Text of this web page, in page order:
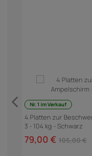
Nr. 1 im Verkauf
4 Platten zur
3 - 104 kg - Schwarz
79,00 € 105,00 €